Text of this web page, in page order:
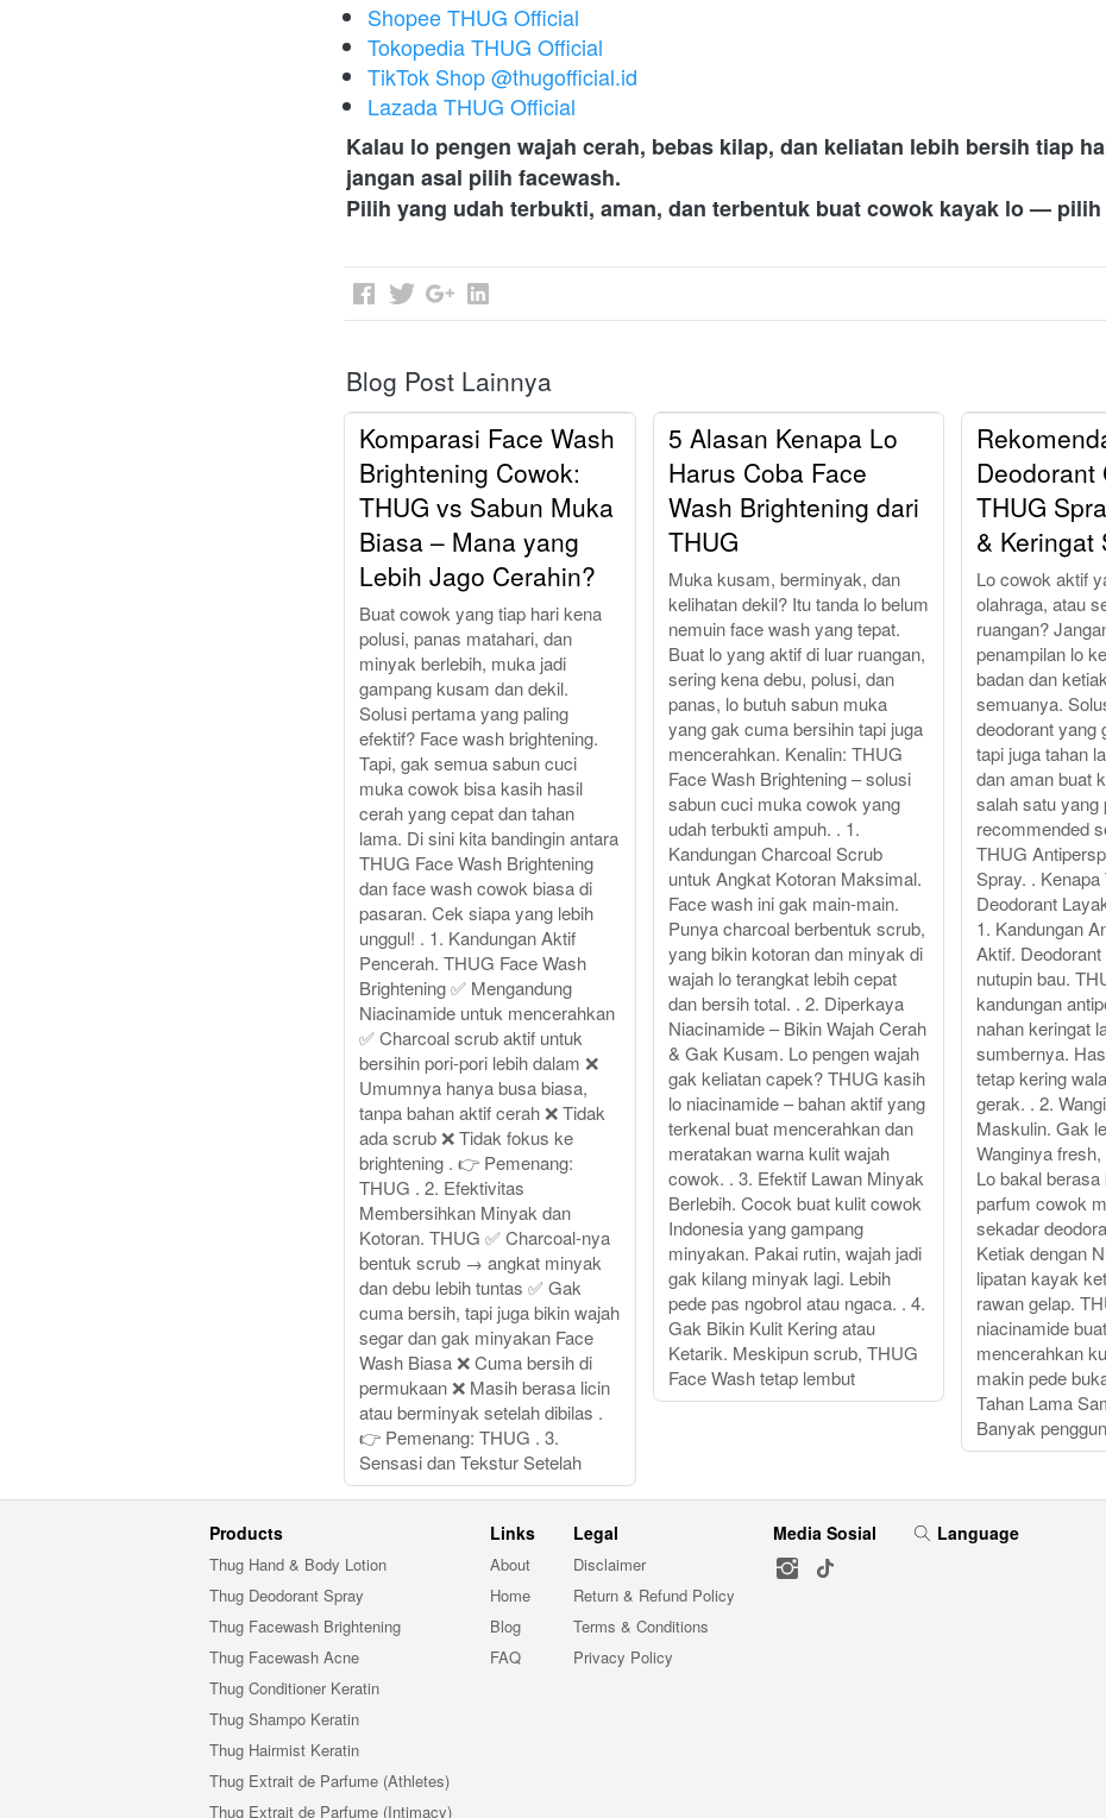
Shopee THUG Official
Tokopedia THUG Official
TikTok Shop @thugofficial.id
Lazada THUG Official
Kalau lo pengen wajah cerah, bebas kilap, dan keliatan lebih bersih tiap
jangan asal pilih facewash.
Pilih yang udah terbukti, aman, dan terbentuk buat cowok kayak lo — pilih
Blog Post Lainnya
Komparasi Face Wash
Brightening Cowok:
THUG vs Sabun Muka
Biasa – Mana yang
Lebih Jago Cerahin?
Buat cowok yang tiap hari kena
polusi, panas matahari, dan
minyak berlebih, muka jadi
gampang kusam dan dekil.
Solusi pertama yang paling
efektif? Face wash brightening.
Tapi, gak semua sabun cuci
muka cowok bisa kasih hasil
cerah yang cepat dan tahan
lama. Di sini kita bandingin antara
THUG Face Wash Brightening
dan face wash cowok biasa di
pasaran. Cek siapa yang lebih
unggul! . 1. Kandungan Aktif
Pencerah. THUG Face Wash
Brightening ✅ Mengandung
Niacinamide untuk mencerahkan
✅ Charcoal scrub aktif untuk
bersihin pori-pori lebih dalam ❌
Umumnya hanya busa biasa,
tanpa bahan aktif cerah ❌ Tidak
ada scrub ❌ Tidak fokus ke
brightening . 👉 Pemenang:
THUG . 2. Efektivitas
Membersihkan Minyak dan
Kotoran. THUG ✅ Charcoal-nya
bentuk scrub → angkat minyak
dan debu lebih tuntas ✅ Gak
cuma bersih, tapi juga bikin wajah
segar dan gak minyakan Face
Wash Biasa ❌ Cuma bersih di
permukaan ❌ Masih berasa licin
atau berminyak setelah dibilas .
👉 Pemenang: THUG . 3.
Sensasi dan Tekstur Setelah
5 Alasan Kenapa Lo
Harus Coba Face
Wash Brightening dari
THUG
Muka kusam, berminyak, dan
kelihatan dekil? Itu tanda lo belum
nemuin face wash yang tepat.
Buat lo yang aktif di luar ruangan,
sering kena debu, polusi, dan
panas, lo butuh sabun muka
yang gak cuma bersihin tapi juga
mencerahkan. Kenalin: THUG
Face Wash Brightening – solusi
sabun cuci muka cowok yang
udah terbukti ampuh. . 1.
Kandungan Charcoal Scrub
untuk Angkat Kotoran Maksimal.
Face wash ini gak main-main.
Punya charcoal berbentuk scrub,
yang bikin kotoran dan minyak di
wajah lo terangkat lebih cepat
dan bersih total. . 2. Diperkaya
Niacinamide – Bikin Wajah Cerah
& Gak Kusam. Lo pengen wajah
gak keliatan capek? THUG kasih
lo niacinamide – bahan aktif yang
terkenal buat mencerahkan dan
meratakan warna kulit wajah
cowok. . 3. Efektif Lawan Minyak
Berlebih. Cocok buat kulit cowok
Indonesia yang gampang
minyakan. Pakai rutin, wajah jadi
gak kilang minyak lagi. Lebih
pede pas ngobrol atau ngaca. . 4.
Gak Bikin Kulit Kering atau
Ketarik. Meskipun scrub, THUG
Face Wash tetap lembut
Deodorant
THUG
& Keringat
Lo cowok aktif
olahraga, atau
ruangan?
penampilan lo
badan dan
semuanya.
deodorant yang
tapi juga tahan
dan aman buat
salah satu yang
recommended
THUG
Spray. .
Deodorant
1. Kandungan
Aktif.
nutupin bau.
kandungan
nahan keringat
sumbernya.
tetap kering
gerak. . 2.
Maskulin. Gak
Wanginya
Lo bakal
parfum cowok
sekadar
Ketiak dengan
lipatan kayak
rawan gelap.
niacinamide
mencerahkan
makin pede
Tahan Lama
Banyak
Products
Thug Hand & Body Lotion
Thug Deodorant Spray
Thug Facewash Brightening
Thug Facewash Acne
Thug Conditioner Keratin
Thug Shampo Keratin
Thug Hairmist Keratin
Thug Extrait de Parfume (Athletes)
Thug Extrait de Parfume (Intimacy)
Links
About
Home
Blog
FAQ
Legal
Disclaimer
Return & Refund Policy
Terms & Conditions
Privacy Policy
Media Sosial Language